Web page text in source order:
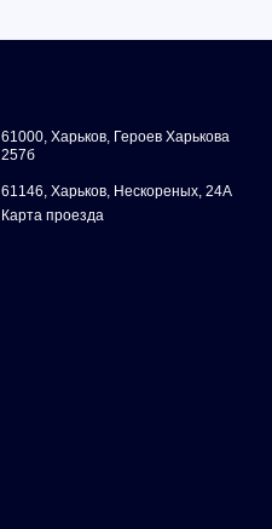
61000, Харьков, Героев Харькова
257б
61146, Харьков, Нескореных, 24А
Карта проезда